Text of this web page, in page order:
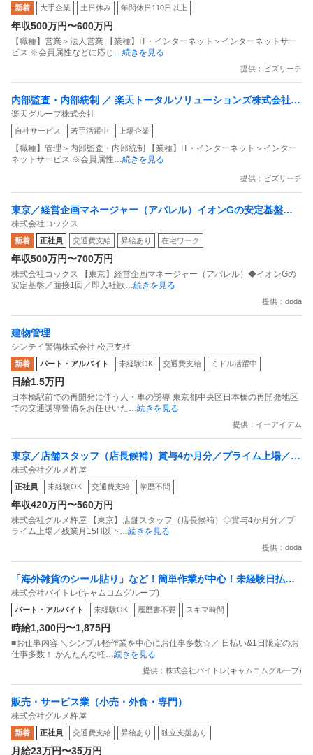
目指すデータマーケティングカンパニー」
新着 大手企業 土日休み 年間休日110日以上
年収500万円〜600万円
【職種】営業＞法人営業 【業種】IT・インターネット＞インターネットサー
ビス ※会員属性などに応じ …続きを見る
提供：ビズリーチ
内部監査・内部統制 ／ 楽天トータルソリューションズ株式会社
戦略事業コンプライアンス支援部 業務統制支援課：ショップコン
プライアンス推進担当（SBCSD）
楽天グループ株式会社
自社サービス 若手活躍中 上場企業
【職種】管理＞内部監査・内部統制 【業種】IT・インターネット＞インター
ネットサービス ※会員属性…続きを見る
提供：ビズリーチ
東京／経営企画マネージャー（アパレル）イオンGの安定基盤／
面接1回／即入社歓迎
株式会社コックス
新着 正社員 交通費支給 昇給あり 在宅ワーク
年収500万円〜700万円
株式会社コックス 【東京】経営企画マネージャー（アパレル）◆イオンGの
安定基盤／面接1回／即入社歓…続きを見る
提供：doda
建物管理
シンテイ警備株式会社 松戸支社
新着 パート・アルバイト 未経験OK 交通費支給 ミドル活躍中
日給1.5万円
日本橋駅前での再開発に伴う人・車の誘導 東京都中央区日本橋の再開発地区
での交通誘導警備をお任せいた…続きを見る
提供：イーアイデム
東京／店舗スタッフ（店長候補）賞与4か月分／プライム上場／残
業月15H以下／新店オープン多数
株式会社グルメ杵屋
正社員 未経験OK 交通費支給 学歴不問
年収420万円〜560万円
株式会社グルメ杵屋 【東京】店舗スタッフ（店長候補）◇賞与4か月分／プ
ライム上場／残業月15H以下…続きを見る
提供：doda
「海外雑貨のシール貼り」など！簡単作業が中心！未経験日払い
OK！簡単
株式会社バイトレ(キャムコムグループ)
パート・アルバイト 未経験OK 履歴書不要 スキマ時間
時給1,300円〜1,875円
■お仕事内容 ＼シンプル軽作業を中心にお仕事多数☆／ 日払い&1日限定のお
仕事多数！ かんたんな軽…続きを見る
提供：株式会社バイトレ(キャムコムグループ)
販売・サービス業（小売・外食・専門）
株式会社グルメ杵屋
新着 正社員 交通費支給 昇給あり 独立支援あり
月給23万円〜35万円